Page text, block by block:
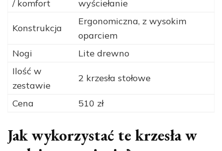
/ komfort
wyściełanie
Konstrukcja
Ergonomiczna, z wysokim
oparciem
Nogi
Lite drewno
Ilość w
zestawie
2 krzesła stołowe
Cena 510 zł
Jak wykorzystać te krzesła w